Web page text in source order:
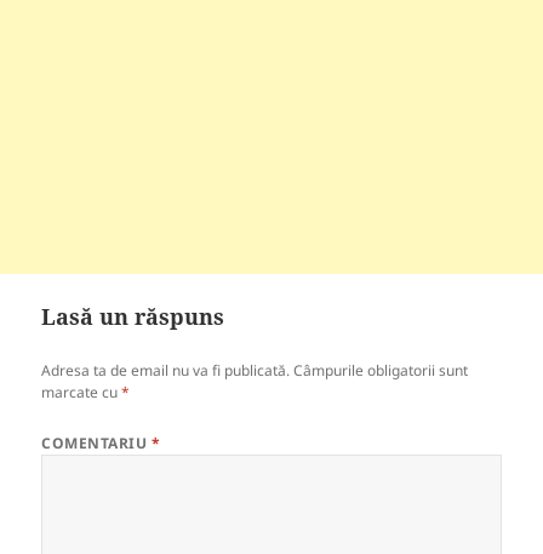
Lasă un răspuns
Adresa ta de email nu va fi publicată. Câmpurile obligatorii sunt
marcate cu*
COMENTARIU *